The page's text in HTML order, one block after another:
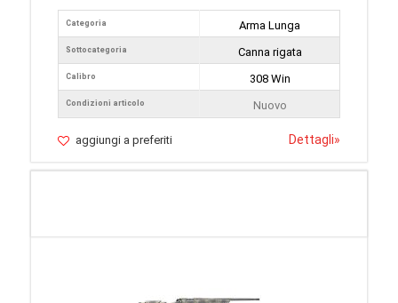
Categoria
Sottocategoria
Calibro
Condizioni articolo
Arma Lunga
Canna rigata
308 Win
Nuovo
aggiungi a preferiti Dettagli»